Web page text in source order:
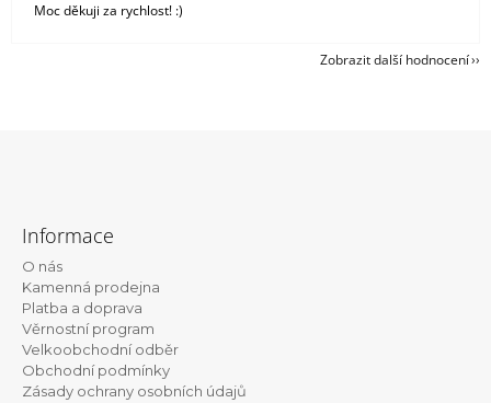
Moc děkuji za rychlost! :)
Zobrazit další hodnocení
Informace
O nás
Kamenná prodejna
Platba a doprava
Věrnostní program
Velkoobchodní odběr
Obchodní podmínky
Zásady ochrany osobních údajů